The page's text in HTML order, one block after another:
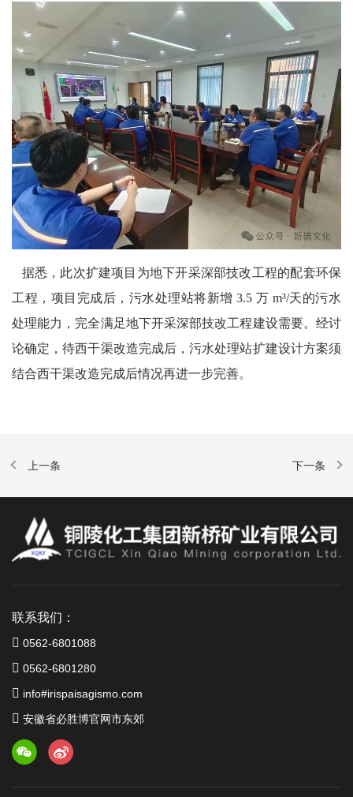
据悉，此次扩建项目为地下开采深部技改工程的配套环保
工程，项目完成后，污水处理站将新增 3.5 万 m³/天的污水
处理能力，完全满足地下开采深部技改工程建设需要。经讨
论确定，待西干渠改造完成后，污水处理站扩建设计方案须
结合西干渠改造完成后情况再进一步完善。
联系我们：
0562-6801088
0562-6801280
info#irispaisagismo.com
安徽省必胜博官网市东郊